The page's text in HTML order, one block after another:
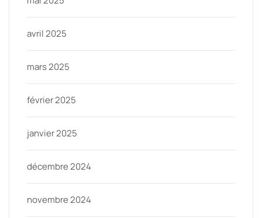
avril 2025
mars 2025
février 2025
janvier 2025
décembre 2024
novembre 2024